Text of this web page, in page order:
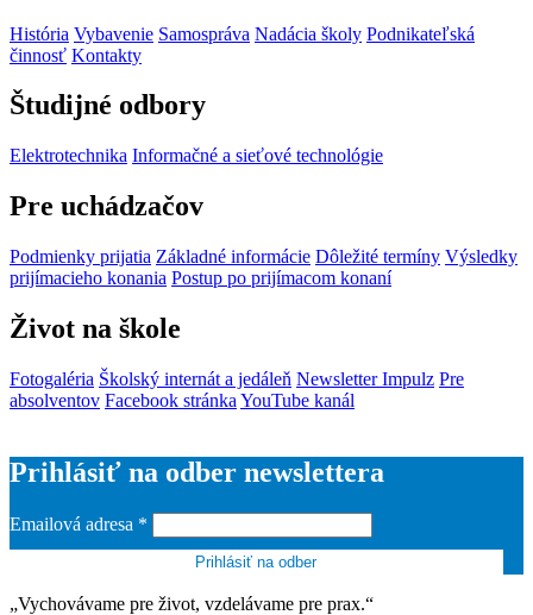
História Vybavenie Samospráva Nadácia školy Podnikateľská
činnosť Kontakty
Študijné odbory
Elektrotechnika Informačné a sieťové technológie
Pre uchádzačov
Podmienky prijatia Základné informácie Dôležité termíny Výsledky
prijímacieho konania Postup po prijímacom konaní
Život na škole
Fotogaléria Školský internát a jedáleň Newsletter Impulz Pre
absolventov Facebook stránka YouTube kanál
Prihlásiť na odber newslettera
Emailová adresa *
„Vychovávame pre život, vzdelávame pre prax.“